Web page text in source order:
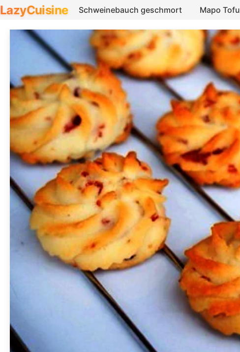
LazyCuisine Schweinebauch geschmort Mapo Tofu